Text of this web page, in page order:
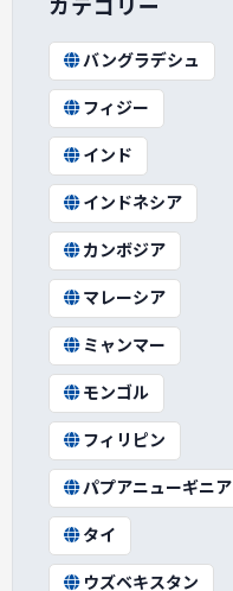
カテゴリー
バングラデシュ
フィジー
インド
インドネシア
カンボジア
マレーシア
ミャンマー
モンゴル
フィリピン
パプアニューギニア
タイ
ウズベキスタン